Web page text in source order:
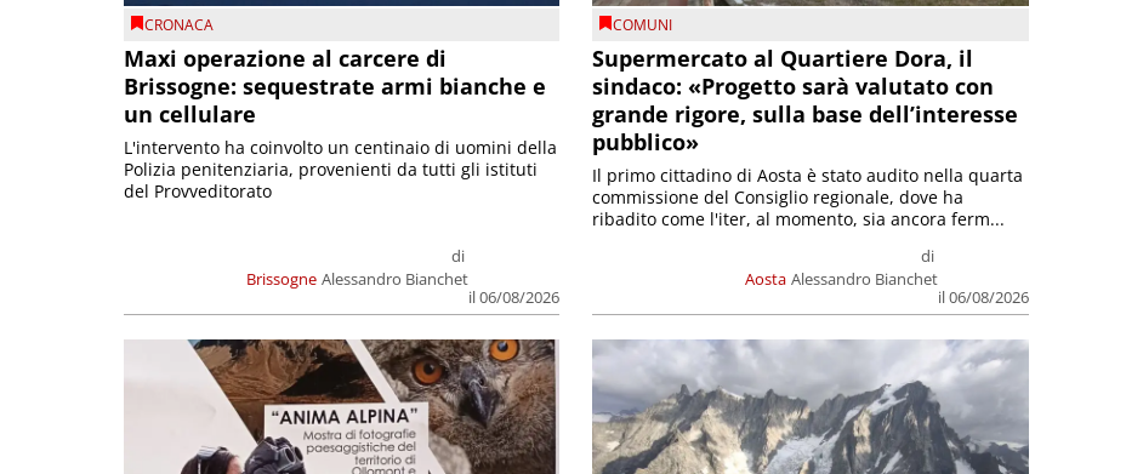
CRONACA
Maxi operazione al carcere di
Brissogne: sequestrate armi bianche e
un cellulare
Brissogne
di
Alessandro Bianchet
il 06/08/2026
L'intervento ha coinvolto un centinaio di uomini della
Polizia penitenziaria, provenienti da tutti gli istituti
del Provveditorato
COMUNI
Supermercato al Quartiere Dora, il
sindaco: «Progetto sarà valutato con
grande rigore, sulla base dell’interesse
pubblico»
Aosta
di
Alessandro Bianchet
il 06/08/2026
Il primo cittadino di Aosta è stato audito nella quarta
commissione del Consiglio regionale, dove ha
ribadito come l'iter, al momento, sia ancora ferm...